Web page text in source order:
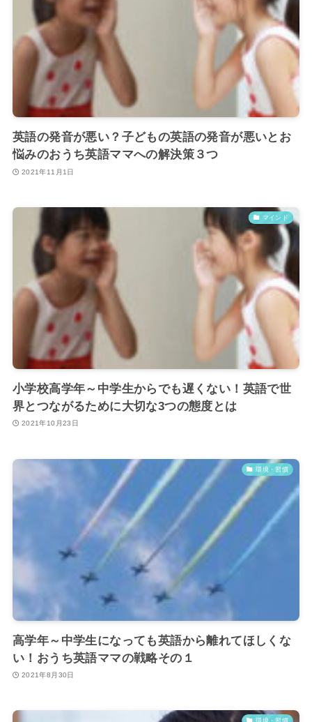
英語の発音が悪い？子どもの英語の発音が悪いとお
悩みのおうち英語ママへの解決策３つ
2021年11月1日
マインド
小学校高学年～中学生からでも遅くない！英語で世
界とつながるために大切な3つの態度とは
2021年10月23日
環境・習慣
高学年～中学生になっても英語から離れてほしくな
い！おうち英語ママの戦略その１
2021年8月30日
環境・習慣